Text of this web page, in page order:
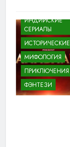
ИНДИЙСКИЕ
СЕРИАЛЫ
ИСТОРИЧЕСКИЕ
МИФОЛОГИЯ
ПРИКЛЮЧЕНИЯ
ФЭНТЕЗИ